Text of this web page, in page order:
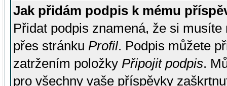
Jak přidám podpis k mému
Přidat podpis znamená, že si
přes stránku Profil. Podpis můžete
zatržením položky Připojit podpis.
pro všechny vaše příspěvky